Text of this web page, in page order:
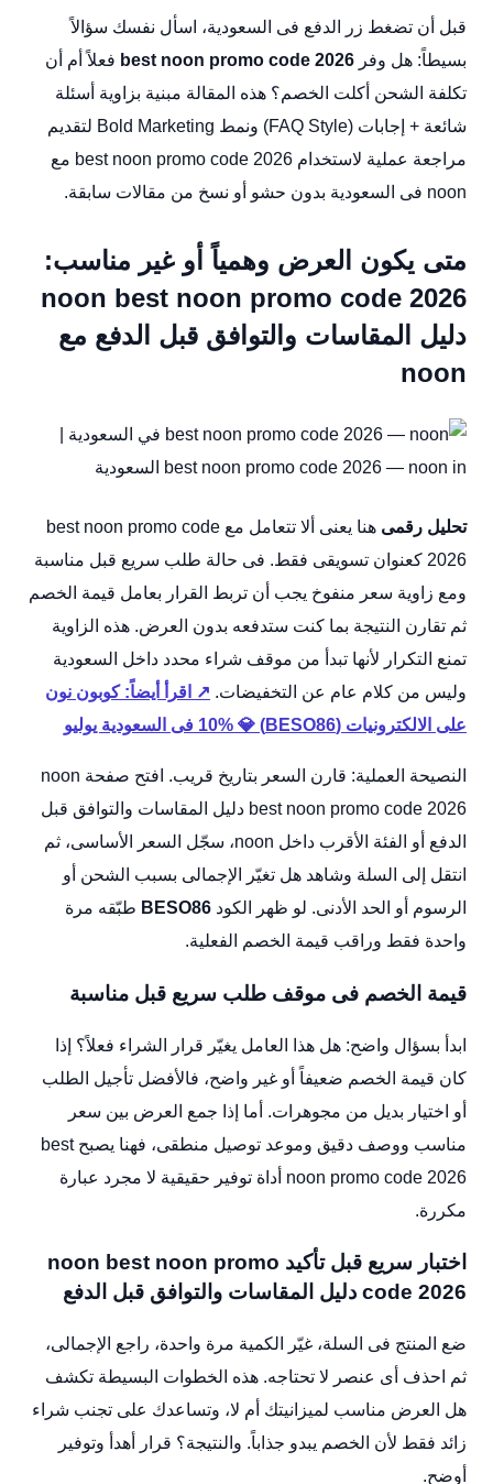
قبل أن تضغط زر الدفع فى السعودية، اسأل نفسك سؤالاً
بسيطاً: هل وفر best noon promo code 2026 فعلاً أم أن
تكلفة الشحن أكلت الخصم؟ هذه المقالة مبنية بزاوية أسئلة
شائعة + إجابات (FAQ Style) ونمط Bold Marketing لتقديم
مراجعة عملية لاستخدام best noon promo code 2026 مع
noon فى السعودية بدون حشو أو نسخ من مقالات سابقة.
متى يكون العرض وهمياً أو غير مناسب:
noon best noon promo code 2026
دليل المقاسات والتوافق قبل الدفع مع
noon
تحليل رقمى
هنا يعنى ألا تتعامل مع best noon promo code
2026 كعنوان تسويقى فقط. فى حالة طلب سريع قبل مناسبة
ومع زاوية سعر منفوخ يجب أن تربط القرار بعامل قيمة الخصم
ثم تقارن النتيجة بما كنت ستدفعه بدون العرض. هذه الزاوية
تمنع التكرار لأنها تبدأ من موقف شراء محدد داخل السعودية
وليس من كلام عام عن التخفيضات. ↗ اقرأ أيضاً: كوبون نون
على الالكترونيات (BESO86) 💎 10% فى السعودية يوليو
النصيحة العملية: قارن السعر بتاريخ قريب. افتح صفحة noon
best noon promo code 2026 دليل المقاسات والتوافق قبل
الدفع أو الفئة الأقرب داخل noon، سجّل السعر الأساسى، ثم
انتقل إلى السلة وشاهد هل تغيّر الإجمالى بسبب الشحن أو
الرسوم أو الحد الأدنى. لو ظهر الكود BESO86 طبّقه مرة
واحدة فقط وراقب قيمة الخصم الفعلية.
قيمة الخصم فى موقف طلب سريع قبل مناسبة
ابدأ بسؤال واضح: هل هذا العامل يغيّر قرار الشراء فعلاً؟ إذا
كان قيمة الخصم ضعيفاً أو غير واضح، فالأفضل تأجيل الطلب
أو اختيار بديل من مجوهرات. أما إذا جمع العرض بين سعر
مناسب ووصف دقيق وموعد توصيل منطقى، فهنا يصبح best
noon promo code 2026 أداة توفير حقيقية لا مجرد عبارة
مكررة.
اختبار سريع قبل تأكيد noon best noon promo
code 2026 دليل المقاسات والتوافق قبل الدفع
ضع المنتج فى السلة، غيّر الكمية مرة واحدة، راجع الإجمالى،
ثم احذف أى عنصر لا تحتاجه. هذه الخطوات البسيطة تكشف
هل العرض مناسب لميزانيتك أم لا، وتساعدك على تجنب شراء
زائد فقط لأن الخصم يبدو جذاباً. والنتيجة؟ قرار أهدأ وتوفير
أوضح.